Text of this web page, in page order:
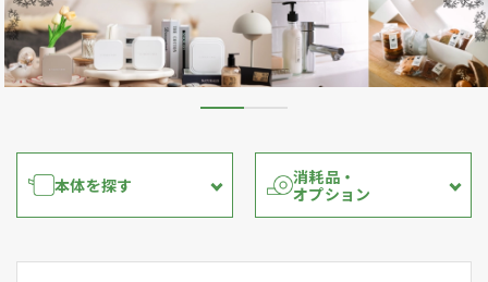
本体を探す
消耗品・
オプション